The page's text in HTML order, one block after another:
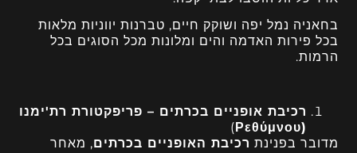
בחאניה נמל יפה ושוקק חיים, טברנות יווניות מלאות
בכל פירות האדמה והים ומלונות מכל הסוגים בכל
הרמות.
רכיבת אופניים בכרתים – פריפקטורת רת'ימנו
(Ρεθύμνου
)
מדובר בפנינת רכיבת האופניים בכרתים, מאחר